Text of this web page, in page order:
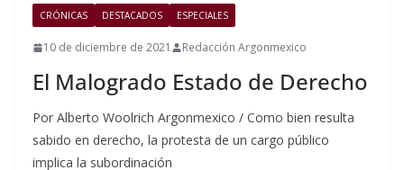
CRÓNICAS DESTACADOS ESPECIALES
10 de diciembre de 2021 Redacción Argonmexico
El Malogrado Estado de Derecho
Por Alberto Woolrich Argonmexico / Como bien resulta
sabido en derecho, la protesta de un cargo público
implica la subordinación